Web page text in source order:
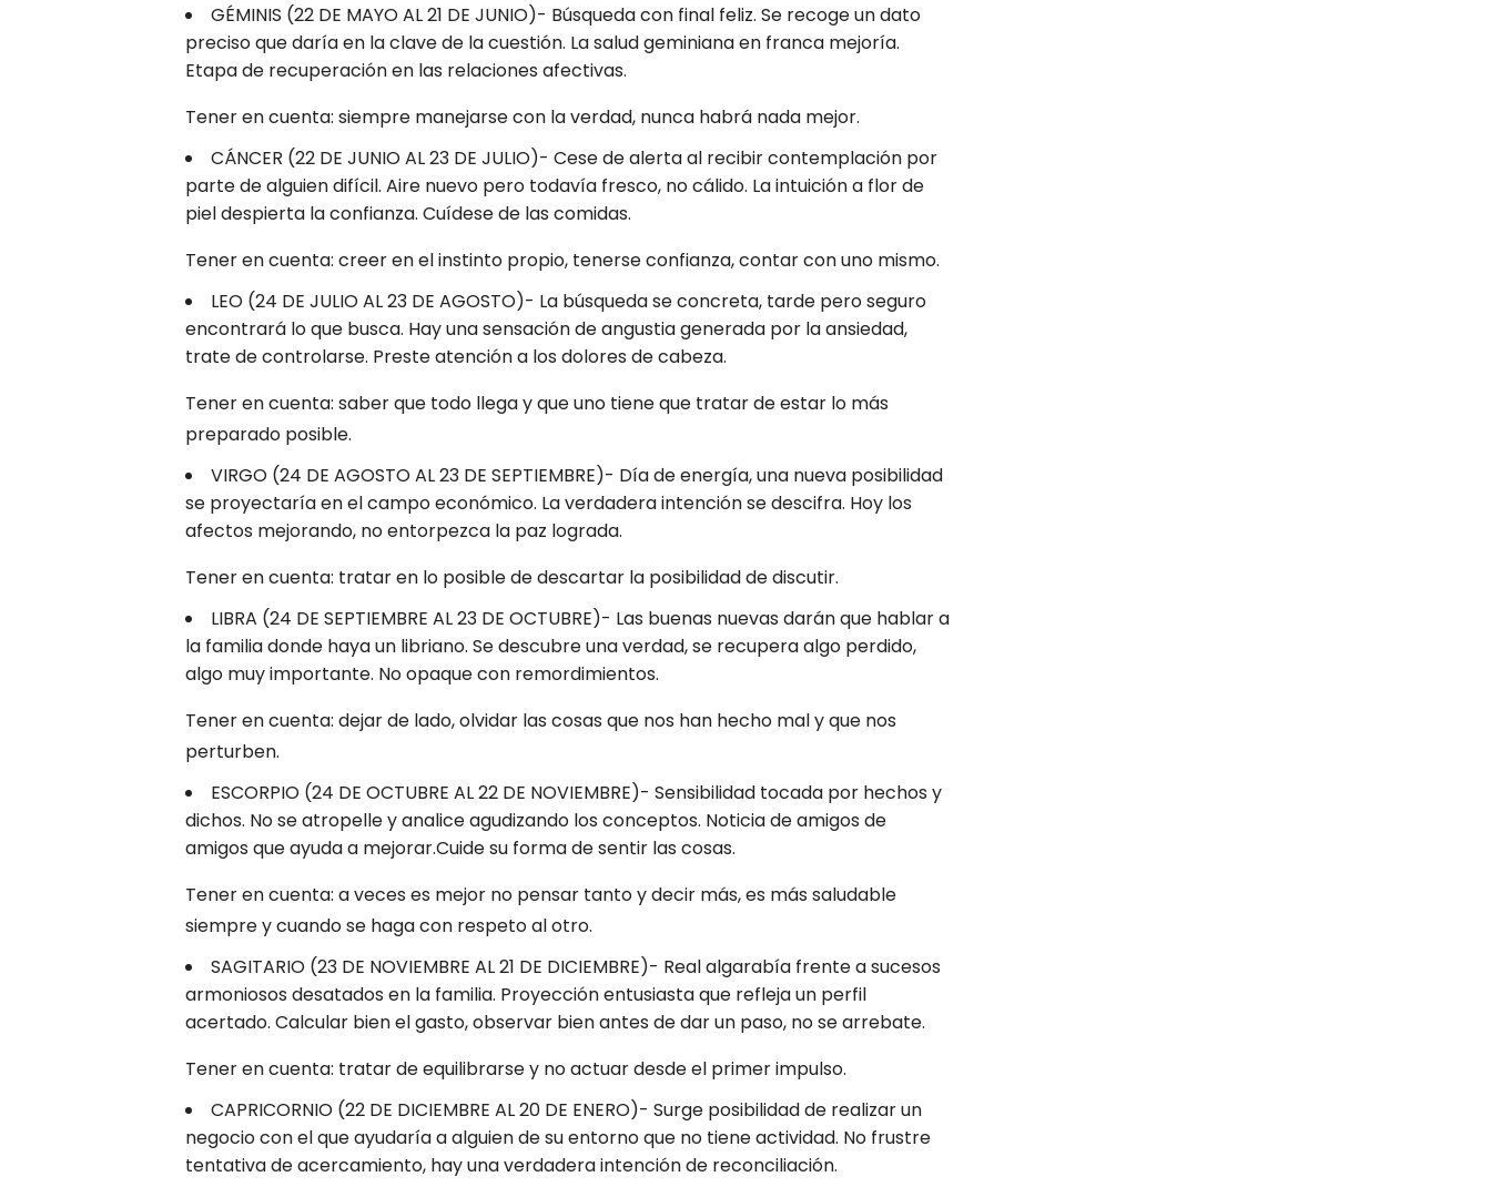
GÉMINIS (22 DE MAYO AL 21 DE JUNIO)- Búsqueda con final feliz. Se recoge un dato
preciso que daría en la clave de la cuestión. La salud geminiana en franca mejoría.
Etapa de recuperación en las relaciones afectivas.
Tener en cuenta: siempre manejarse con la verdad, nunca habrá nada mejor.
CÁNCER (22 DE JUNIO AL 23 DE JULIO)- Cese de alerta al recibir contemplación por
parte de alguien difícil. Aire nuevo pero todavía fresco, no cálido. La intuición a flor de
piel despierta la confianza. Cuídese de las comidas.
Tener en cuenta: creer en el instinto propio, tenerse confianza, contar con uno mismo.
LEO (24 DE JULIO AL 23 DE AGOSTO)- La búsqueda se concreta, tarde pero seguro
encontrará lo que busca. Hay una sensación de angustia generada por la ansiedad,
trate de controlarse. Preste atención a los dolores de cabeza.
Tener en cuenta: saber que todo llega y que uno tiene que tratar de estar lo más
preparado posible.
VIRGO (24 DE AGOSTO AL 23 DE SEPTIEMBRE)- Día de energía, una nueva posibilidad
se proyectaría en el campo económico. La verdadera intención se descifra. Hoy los
afectos mejorando, no entorpezca la paz lograda.
Tener en cuenta: tratar en lo posible de descartar la posibilidad de discutir.
LIBRA (24 DE SEPTIEMBRE AL 23 DE OCTUBRE)- Las buenas nuevas darán que hablar a
la familia donde haya un libriano. Se descubre una verdad, se recupera algo perdido,
algo muy importante. No opaque con remordimientos.
Tener en cuenta: dejar de lado, olvidar las cosas que nos han hecho mal y que nos
perturben.
ESCORPIO (24 DE OCTUBRE AL 22 DE NOVIEMBRE)- Sensibilidad tocada por hechos y
dichos. No se atropelle y analice agudizando los conceptos. Noticia de amigos de
amigos que ayuda a mejorar.Cuide su forma de sentir las cosas.
Tener en cuenta: a veces es mejor no pensar tanto y decir más, es más saludable
siempre y cuando se haga con respeto al otro.
SAGITARIO (23 DE NOVIEMBRE AL 21 DE DICIEMBRE)- Real algarabía frente a sucesos
armoniosos desatados en la familia. Proyección entusiasta que refleja un perfil
acertado. Calcular bien el gasto, observar bien antes de dar un paso, no se arrebate.
Tener en cuenta: tratar de equilibrarse y no actuar desde el primer impulso.
CAPRICORNIO (22 DE DICIEMBRE AL 20 DE ENERO)- Surge posibilidad de realizar un
negocio con el que ayudaría a alguien de su entorno que no tiene actividad. No frustre
tentativa de acercamiento, hay una verdadera intención de reconciliación.